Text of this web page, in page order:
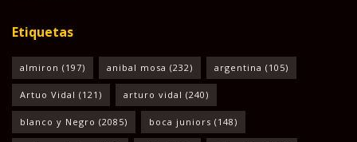
Etiquetas
almiron (197) anibal mosa (232) argentina (105)
Artuo Vidal (121) arturo vidal (240)
blanco y Negro (2085) boca juniors (148)